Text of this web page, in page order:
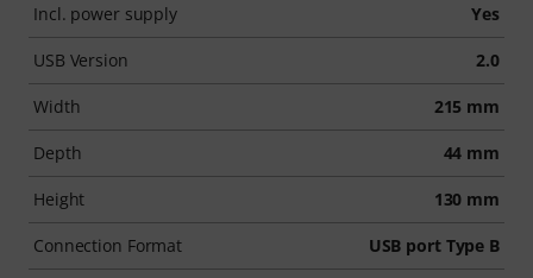
Incl. power supply Yes
USB Version 2.0
Width 215 mm
Depth 44 mm
Height 130 mm
Connection Format USB port Type B